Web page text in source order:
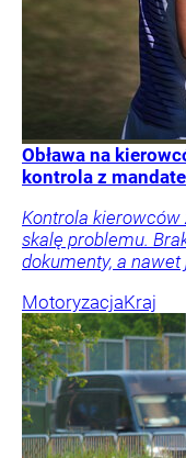
Obława na
kontrola z
Kontrola kierowców
skalę problemu.
dokumenty, a nawet
MotoryzacjaKraj